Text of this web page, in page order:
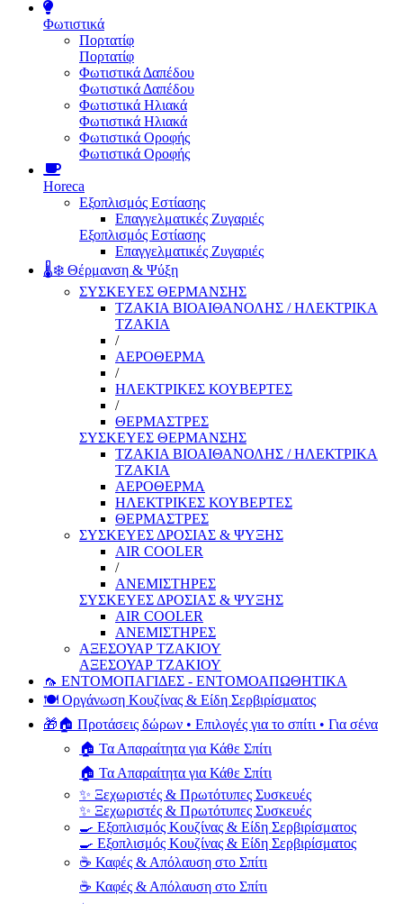
Φωτιστικά
Πορτατίφ
Πορτατίφ
Φωτιστικά Δαπέδου
Φωτιστικά Δαπέδου
Φωτιστικά Ηλιακά
Φωτιστικά Ηλιακά
Φωτιστικά Οροφής
Φωτιστικά Οροφής
Horeca
Εξοπλισμός Εστίασης
Επαγγελματικές Ζυγαριές
Εξοπλισμός Εστίασης
Επαγγελματικές Ζυγαριές
🌡️❄️ Θέρμανση & Ψύξη
ΣΥΣΚΕΥΕΣ ΘΕΡΜΑΝΣΗΣ
ΤΖΑΚΙΑ ΒΙΟΑΙΘΑΝΟΛΗΣ / ΗΛΕΚΤΡΙΚΑ
ΤΖΑΚΙΑ
/
ΑΕΡΟΘΕΡΜΑ
/
ΗΛΕΚΤΡΙΚΕΣ ΚΟΥΒΕΡΤΕΣ
/
ΘΕΡΜΑΣΤΡΕΣ
ΣΥΣΚΕΥΕΣ ΘΕΡΜΑΝΣΗΣ
ΤΖΑΚΙΑ ΒΙΟΑΙΘΑΝΟΛΗΣ / ΗΛΕΚΤΡΙΚΑ
ΤΖΑΚΙΑ
ΑΕΡΟΘΕΡΜΑ
ΗΛΕΚΤΡΙΚΕΣ ΚΟΥΒΕΡΤΕΣ
ΘΕΡΜΑΣΤΡΕΣ
ΣΥΣΚΕΥΕΣ ΔΡΟΣΙΑΣ & ΨΥΞΗΣ
AIR COOLER
/
ΑΝΕΜΙΣΤΗΡΕΣ
ΣΥΣΚΕΥΕΣ ΔΡΟΣΙΑΣ & ΨΥΞΗΣ
AIR COOLER
ΑΝΕΜΙΣΤΗΡΕΣ
ΑΞΕΣΟΥΑΡ ΤΖΑΚΙΟΥ
ΑΞΕΣΟΥΑΡ ΤΖΑΚΙΟΥ
🦟 ΕΝΤΟΜΟΠΑΓΙΔΕΣ - ΕΝΤΟΜΟΑΠΩΘΗΤΙΚΑ
🍽️ Οργάνωση Κουζίνας & Είδη Σερβιρίσματος
🎁🏠 Προτάσεις δώρων • Επιλογές για το σπίτι • Για σένα
🏠 Τα Απαραίτητα για Κάθε Σπίτι
🏠 Τα Απαραίτητα για Κάθε Σπίτι
✨ Ξεχωριστές & Πρωτότυπες Συσκευές
✨ Ξεχωριστές & Πρωτότυπες Συσκευές
🍳 Εξοπλισμός Κουζίνας & Είδη Σερβιρίσματος
🍳 Εξοπλισμός Κουζίνας & Είδη Σερβιρίσματος
☕ Καφές & Απόλαυση στο Σπίτι
☕ Καφές & Απόλαυση στο Σπίτι